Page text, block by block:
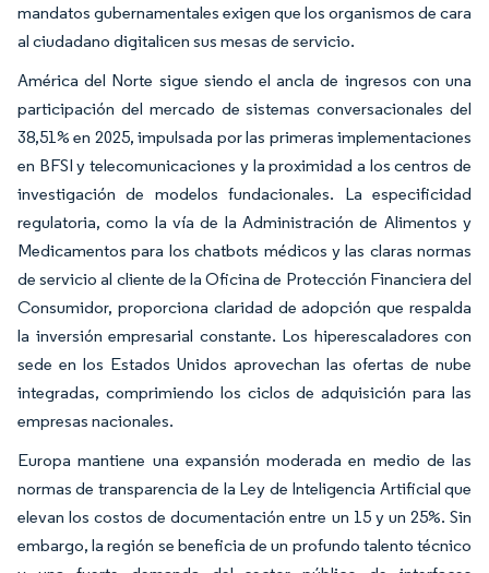
mandatos gubernamentales exigen que los organismos de cara
al ciudadano digitalicen sus mesas de servicio.
América del Norte sigue siendo el ancla de ingresos con una
participación del mercado de sistemas conversacionales del
38,51% en 2025, impulsada por las primeras implementaciones
en BFSI y telecomunicaciones y la proximidad a los centros de
investigación de modelos fundacionales. La especificidad
regulatoria, como la vía de la Administración de Alimentos y
Medicamentos para los chatbots médicos y las claras normas
de servicio al cliente de la Oficina de Protección Financiera del
Consumidor, proporciona claridad de adopción que respalda
la inversión empresarial constante. Los hiperescaladores con
sede en los Estados Unidos aprovechan las ofertas de nube
integradas, comprimiendo los ciclos de adquisición para las
empresas nacionales.
Europa mantiene una expansión moderada en medio de las
normas de transparencia de la Ley de Inteligencia Artificial que
elevan los costos de documentación entre un 15 y un 25%. Sin
embargo, la región se beneficia de un profundo talento técnico